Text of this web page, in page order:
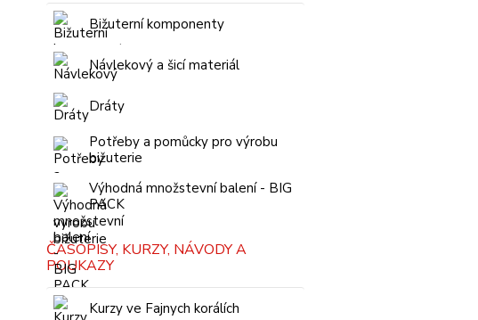
Bižuterní komponenty
Návlekový a šicí materiál
Dráty
Potřeby a pomůcky pro výrobu
bižuterie
Výhodná množstevní balení - BIG
PACK
ČASOPISY, KURZY, NÁVODY A
POUKAZY
Kurzy ve Fajnych korálích